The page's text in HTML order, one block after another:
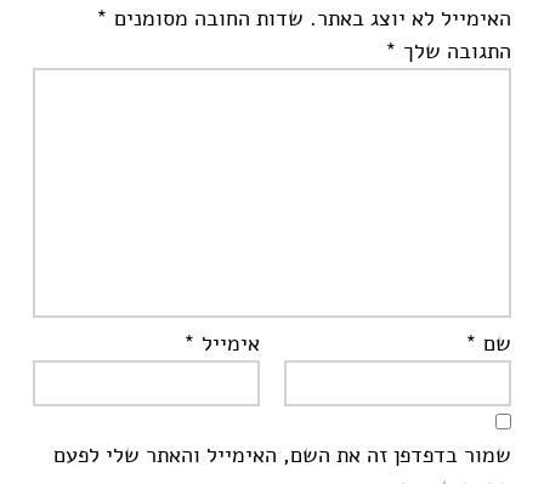
האימייל לא יוצג באתר. שדות החובה מסומנים *
התגובה שלך *
שם * אימייל *
שמור בדפדפן זה את השם, האימייל והאתר שלי לפעם